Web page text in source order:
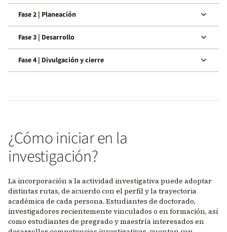
Fase 2 | Planeación keyboard_arrow_down
Fase 3 | Desarrollo keyboard_arrow_down
Fase 4 | Divulgación y cierre keyboard_arrow_down
¿Cómo iniciar en la
investigación?
La incorporación a la actividad investigativa puede adoptar
distintas rutas, de acuerdo con el perfil y la trayectoria
académica de cada persona. Estudiantes de doctorado,
investigadores recientemente vinculados o en formación, así
como estudiantes de pregrado y maestría interesados en